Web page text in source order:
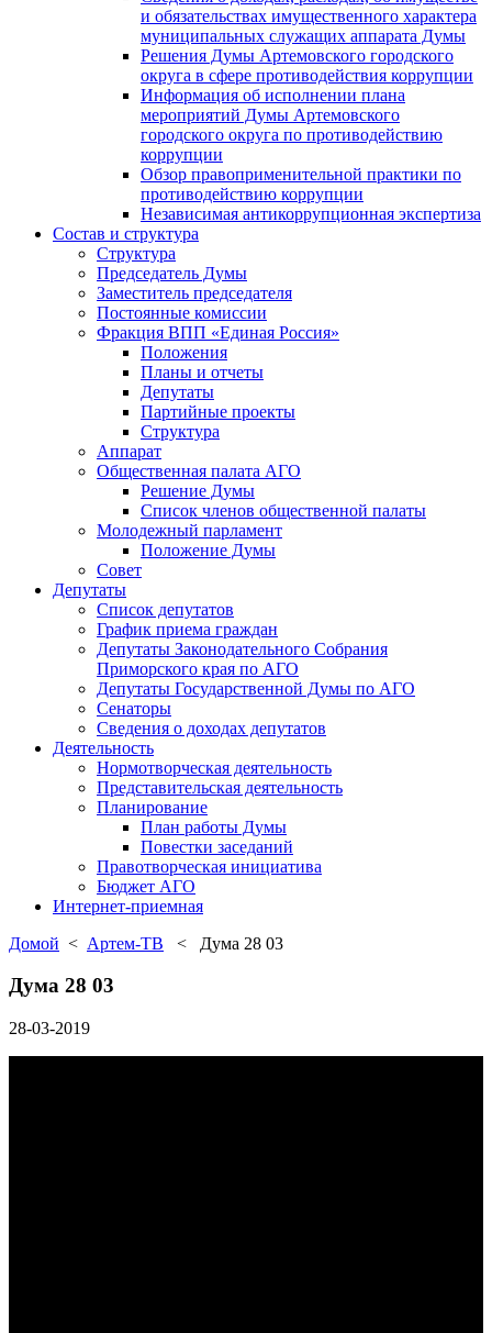
и обязательствах имущественного характера
муниципальных служащих аппарата Думы
Решения Думы Артемовского городского
округа в сфере противодействия коррупции
Информация об исполнении плана
мероприятий Думы Артемовского
городского округа по противодействию
коррупции
Обзор правоприменительной практики по
противодействию коррупции
Независимая антикоррупционная экспертиза
Состав и структура
Структура
Председатель Думы
Заместитель председателя
Постоянные комиссии
Фракция ВПП «Единая Россия»
Положения
Планы и отчеты
Депутаты
Партийные проекты
Структура
Аппарат
Общественная палата АГО
Решение Думы
Список членов общественной палаты
Молодежный парламент
Положение Думы
Совет
Депутаты
Список депутатов
График приема граждан
Депутаты Законодательного Собрания
Приморского края по АГО
Депутаты Государственной Думы по АГО
Сенаторы
Сведения о доходах депутатов
Деятельность
Нормотворческая деятельность
Представительская деятельность
Планирование
План работы Думы
Повестки заседаний
Правотворческая инициатива
Бюджет АГО
Интернет-приемная
Домой < Артем-ТВ < Дума 28 03
Дума 28 03
28-03-2019